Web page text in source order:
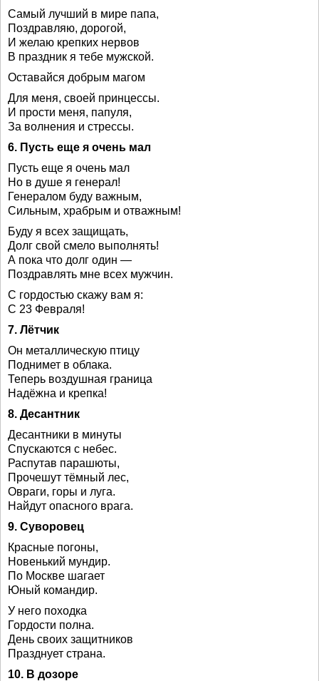
Самый лучший в мире папа,
Поздравляю, дорогой,
И желаю крепких нервов
В праздник я тебе мужской.
Оставайся добрым магом
Для меня, своей принцессы.
И прости меня, папуля,
За волнения и стрессы.
6. Пусть еще я очень мал
Пусть еще я очень мал
Но в душе я генерал!
Генералом буду важным,
Сильным, храбрым и отважным!
Буду я всех защищать,
Долг свой смело выполнять!
А пока что долг один —
Поздравлять мне всех мужчин.
С гордостью скажу вам я:
С 23 Февраля!
7. Лётчик
Он металлическую птицу
Поднимет в облака.
Теперь воздушная граница
Надёжна и крепка!
8. Десантник
Десантники в минуты
Спускаются с небес.
Распутав парашюты,
Прочешут тёмный лес,
Овраги, горы и луга.
Найдут опасного врага.
9. Суворовец
Красные погоны,
Новенький мундир.
По Москве шагает
Юный командир.
У него походка
Гордости полна.
День своих защитников
Празднует страна.
10. В дозоре